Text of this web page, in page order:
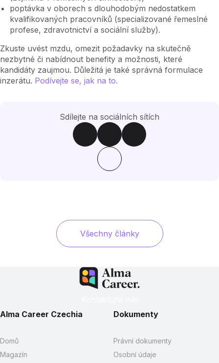
poptávka v oborech s dlouhodobým nedostatkem
kvalifikovaných pracovníků (specializované řemeslné
profese, zdravotnictví a sociální služby).
Zkuste uvést mzdu, omezit požadavky na skutečně
nezbytné či nabídnout benefity a možnosti, které
kandidáty zaujmou. Důležitá je také správná formulace
inzerátu. Podívejte se, jak na to.
Sdílejte na sociálních sítích
Všechny články
Alma Career Czechia
Domů
Magazín
Dokumenty
Právní dokumenty
Osobní údaje